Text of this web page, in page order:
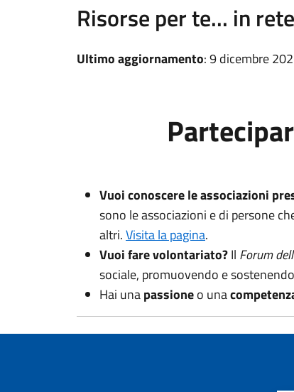
Risorse per te... in
Ultimo aggiornamento: 9 dicembre
Vuoi conoscere le associazioni
sono le associazioni e di persone
altri.Visita la pagina.
Vuoi fare volontariato?Il Forum
sociale, promuovendo e
Hai unapassioneo una